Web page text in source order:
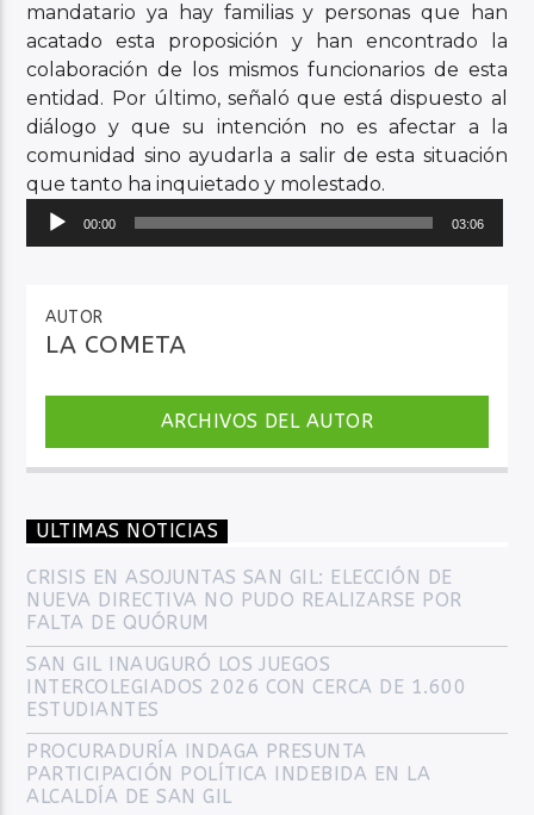
mandatario ya hay familias y personas que han
acatado esta proposición y han encontrado la
colaboración de los mismos funcionarios de esta
entidad. Por último, señaló que está dispuesto al
diálogo y que su intención no es afectar a la
comunidad sino ayudarla a salir de esta situación
que tanto ha inquietado y molestado.
Reproductor
00:00 03:06
AUTOR
LA COMETA
ARCHIVOS DEL AUTOR
ULTIMAS NOTICIAS
CRISIS EN ASOJUNTAS SAN GIL: ELECCIÓN DE
NUEVA DIRECTIVA NO PUDO REALIZARSE POR
FALTA DE QUÓRUM
SAN GIL INAUGURÓ LOS JUEGOS
INTERCOLEGIADOS 2026 CON CERCA DE 1.600
ESTUDIANTES
PROCURADURÍA INDAGA PRESUNTA
PARTICIPACIÓN POLÍTICA INDEBIDA EN LA
ALCALDÍA DE SAN GIL